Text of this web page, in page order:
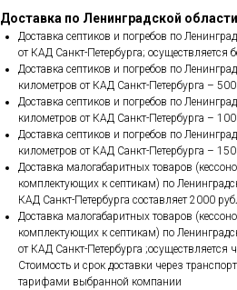
Доставка по Ленинградской области
Доставка септиков и погребов по
от КАД Санкт-Петербурга; осуществляется
Доставка септиков и погребов по
километров от КАД Санкт-Петербурга –
Доставка септиков и погребов по
километров от КАД Санкт-Петербурга –
Доставка септиков и погребов по
километров от КАД Санкт-Петербурга –
Доставка малогабаритных товаров
комплектующих к септикам) по
КАД Санкт-Петербурга составляет 2000
Доставка малогабаритных товаров
комплектующих к септикам) по
от КАД Санкт-Петербурга ;осуществляется
Стоимость и срок доставки через
тарифами выбранной компании